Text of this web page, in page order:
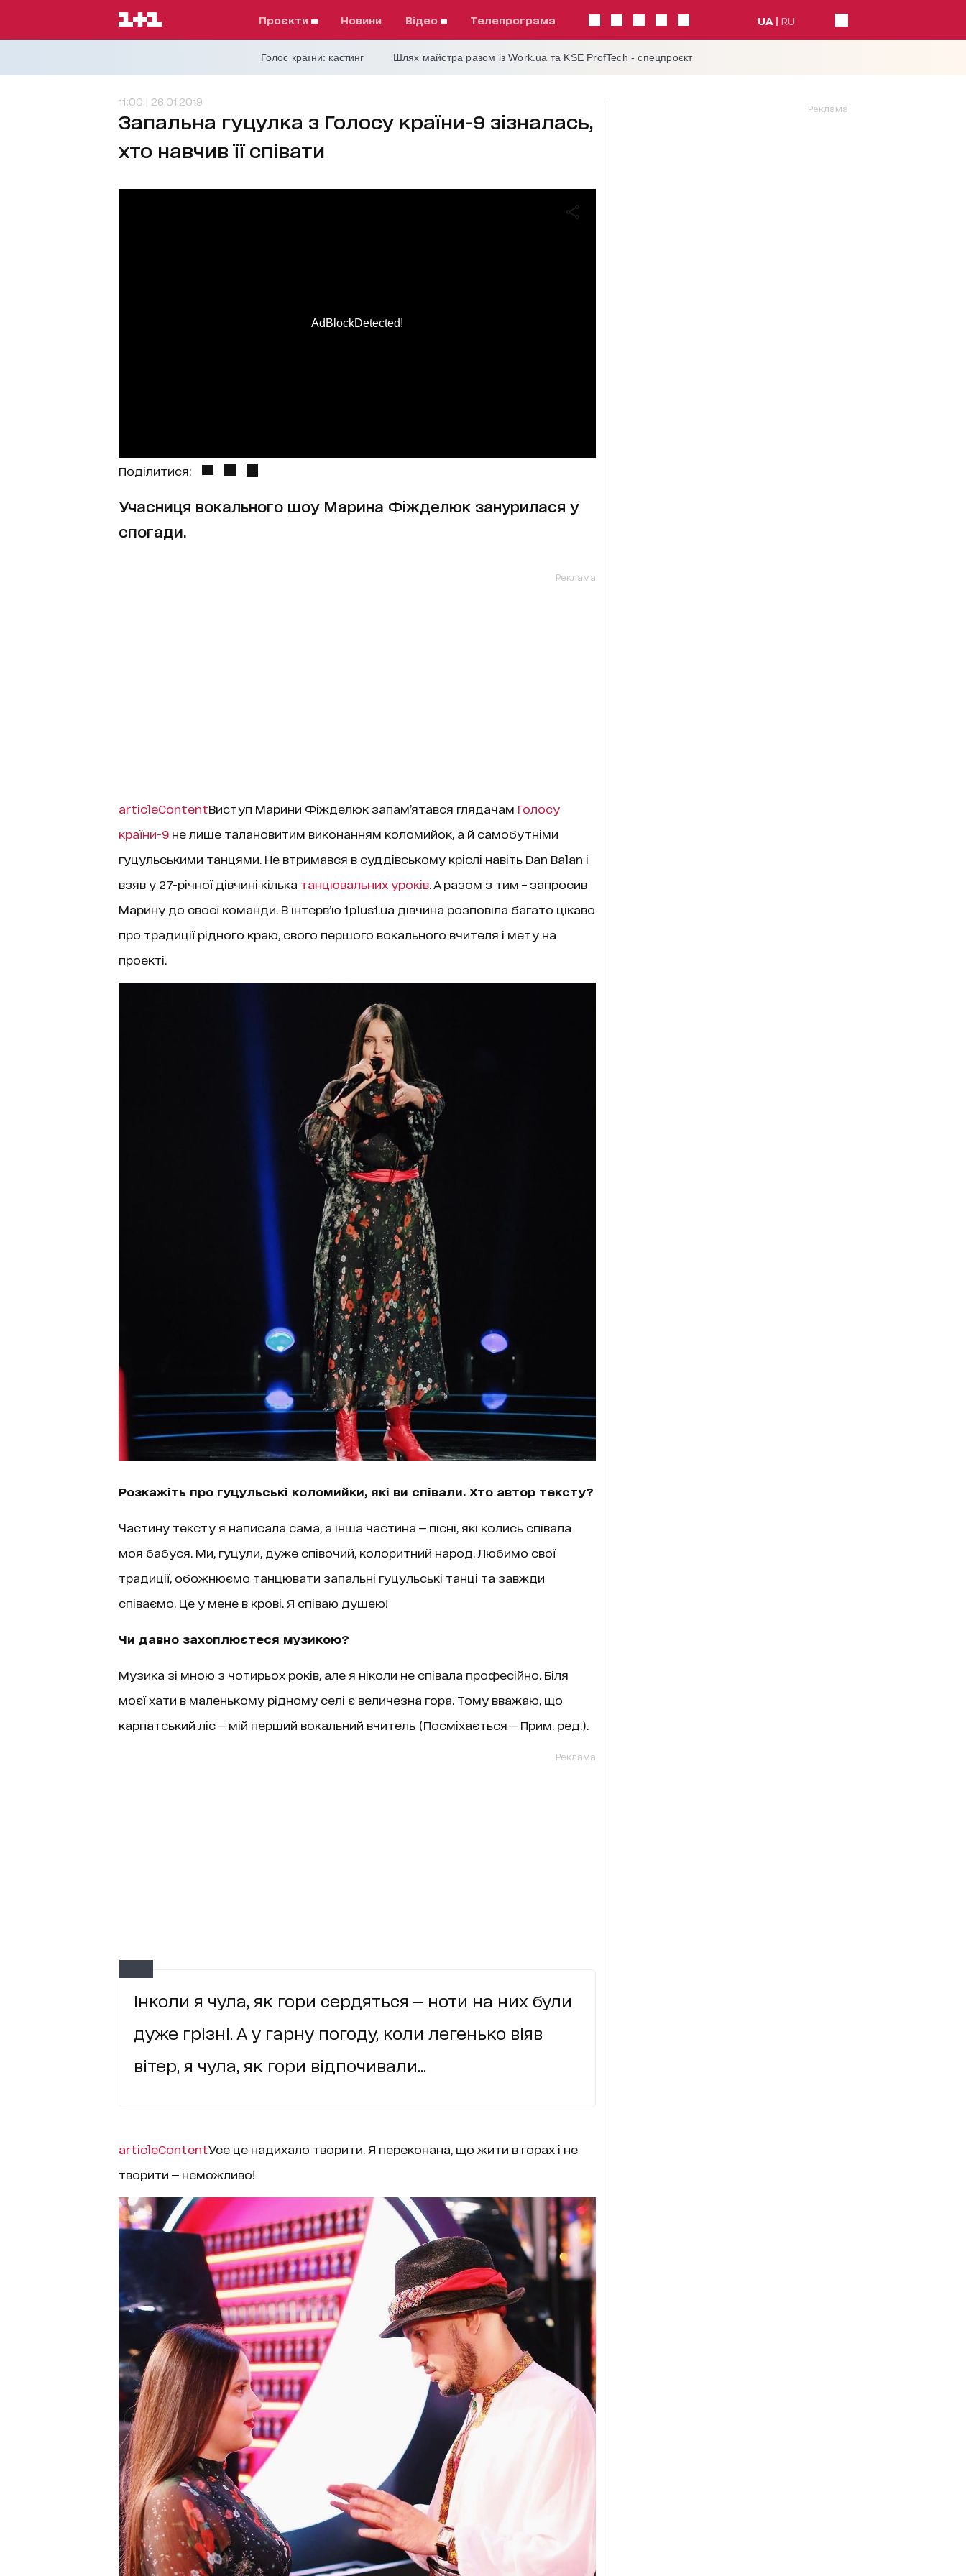
проєкти Новини відео телепрограма UA RU
Голос країни: кастинг Шлях майстра разом із Work.ua та KSE ProfTech - спецпроєкт
11:00 | 26.01.2019
Запальна гуцулка з Голосу країни-9 зізналась,
хто навчив її співати
AdBlockDetected!
Поділитися:
Учасниця вокального шоу Марина Фіжделюк занурилася у
спогади.
Реклама
articleContentВиступ Марини Фіжделюк запам’ятався глядачам Голосу
країни-9 не лише талановитим виконанням коломийок, а й самобутніми
гуцульськими танцями. Не втримався в суддівському кріслі навіть Dan Balan і
взяв у 27-річної дівчині кілька танцювальних уроків. А разом з тим – запросив
Марину до своєї команди. В інтерв’ю 1plus1.ua дівчина розповіла багато цікаво
про традиції рідного краю, свого першого вокального вчителя і мету на
проекті.
Розкажіть про гуцульські коломийки, які ви співали. Хто автор тексту?
Частину тексту я написала сама, а інша частина — пісні, які колись співала
моя бабуся. Ми, гуцули, дуже співочий, колоритний народ. Любимо свої
традиції, обожнюємо танцювати запальні гуцульські танці та завжди
співаємо. Це у мене в крові. Я співаю душею!
Чи давно захоплюєтеся музикою?
Музика зі мною з чотирьох років, але я ніколи не співала професійно. Біля
моєї хати в маленькому рідному селі є величезна гора. Тому вважаю, що
карпатський ліс — мій перший вокальний вчитель (Посміхається — Прим. ред.).
Реклама
Інколи я чула, як гори сердяться — ноти на них були
дуже грізні. А у гарну погоду, коли легенько віяв
вітер, я чула, як гори відпочивали...
articleContentУсе це надихало творити. Я переконана, що жити в горах і не
творити — неможливо!
Реклама